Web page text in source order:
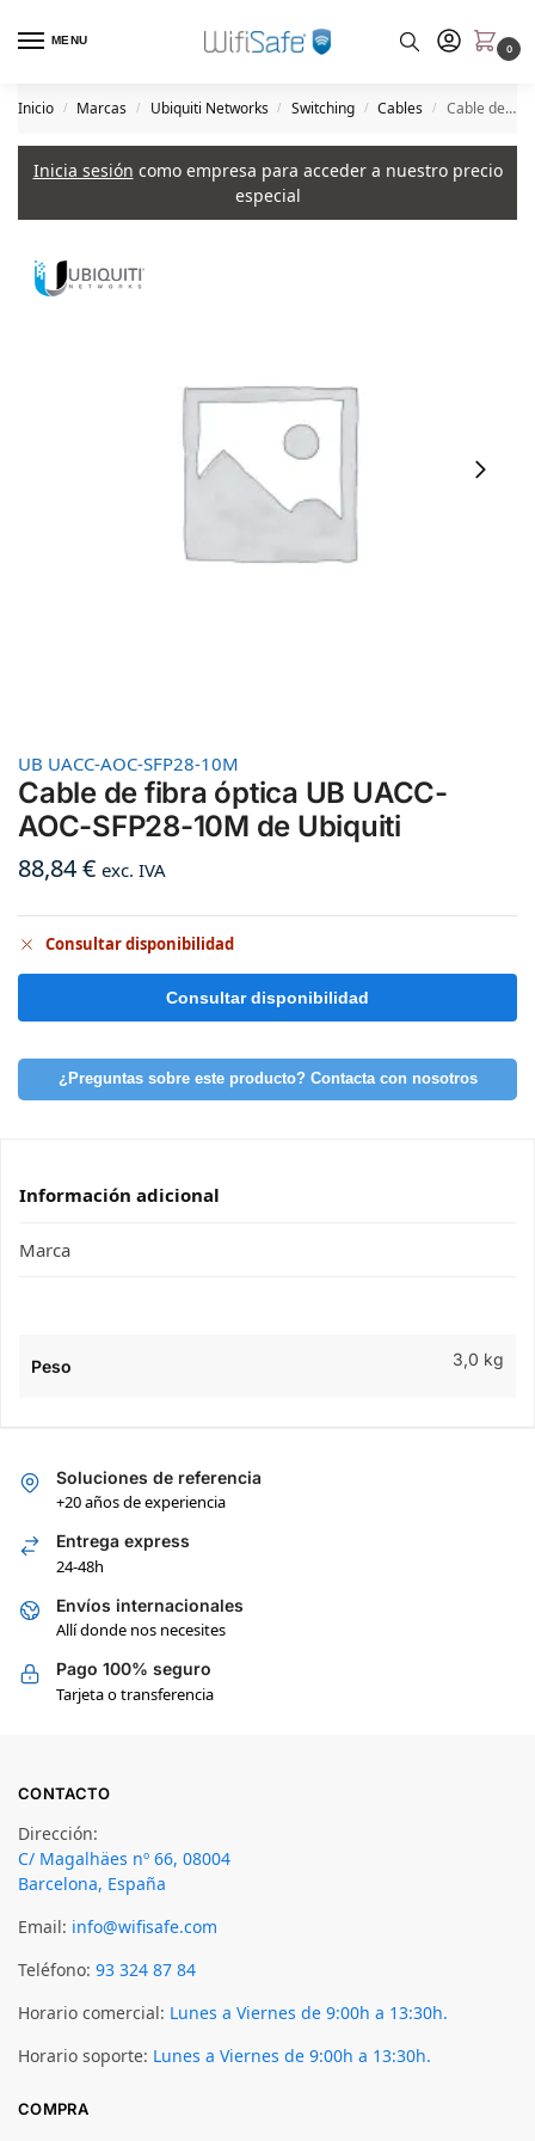
MENU
0
Inicio / Marcas / Ubiquiti Networks / Switching / Cables / Cable de fibra óptica UB UACC-AOC-SFP28-10M de Ubiquiti
Inicia sesión como empresa para acceder a nuestro precio
especial
UB UACC-AOC-SFP28-10M
Cable de fibra óptica UB UACC-
AOC-SFP28-10M de Ubiquiti
88,84€ exc. IVA
Consultar disponibilidad
¿Preguntas sobre este producto? Contacta con nosotros
Información adicional
Marca
Peso 3,0 kg
Soluciones de referencia
+20 años de experiencia
Entrega express
24-48h
Envíos internacionales
Allí donde nos necesites
Pago 100% seguro
Tarjeta o transferencia
CONTACTO
Dirección:
C/ Magalhäes nº 66, 08004
Barcelona, España
Email: info@wifisafe.com
Teléfono: 93 324 87 84
Horario comercial: Lunes a Viernes de 9:00h a 13:30h.
Horario soporte: Lunes a Viernes de 9:00h a 13:30h.
COMPRA